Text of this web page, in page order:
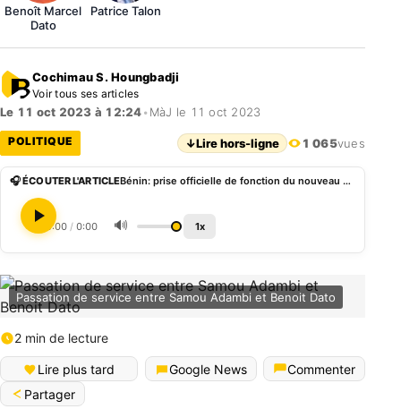
Benoît Marcel
Dato
Patrice Talon
Cochimau S. Houngbadji
Voir tous ses articles
Le 11 oct 2023 à 12:24• MàJ le 11 oct 2023
POLITIQUE ↓Lire hors-ligne 1 065vues
🎧 ÉCOUTER L'ARTICLE Bénin: prise officielle de fonction du nouveau ministre des Sports, Benoît Dato
0:00 / 0:00 🔊 1x
Passation de service entre Samou Adambi et Benoit Dato
2 min de lecture
Lire plus tard Google News
Commenter
Partager